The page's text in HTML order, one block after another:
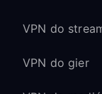
VPN do
VPN do gier